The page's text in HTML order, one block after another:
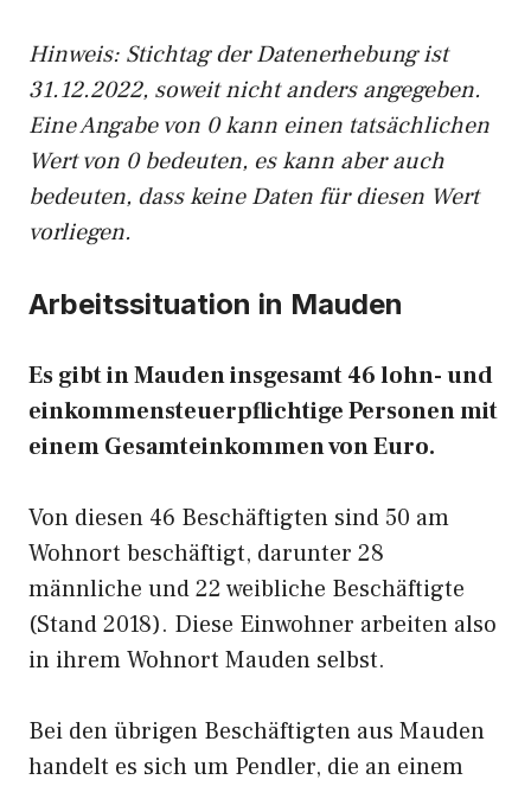
Hinweis: Stichtag der Datenerhebung ist
31.12.2022, soweit nicht anders angegeben.
Eine Angabe von 0 kann einen tatsächlichen
Wert von 0 bedeuten, es kann aber auch
bedeuten, dass keine Daten für diesen Wert
vorliegen.
Arbeitssituation in Mauden
Es gibt in Mauden insgesamt 46 lohn- und
einkommensteuerpflichtige Personen mit
einem Gesamteinkommen von Euro.
Von diesen 46 Beschäftigten sind 50 am
Wohnort beschäftigt, darunter 28
männliche und 22 weibliche Beschäftigte
(Stand 2018). Diese Einwohner arbeiten also
in ihrem Wohnort Mauden selbst.
Bei den übrigen Beschäftigten aus Mauden
handelt es sich um Pendler, die an einem